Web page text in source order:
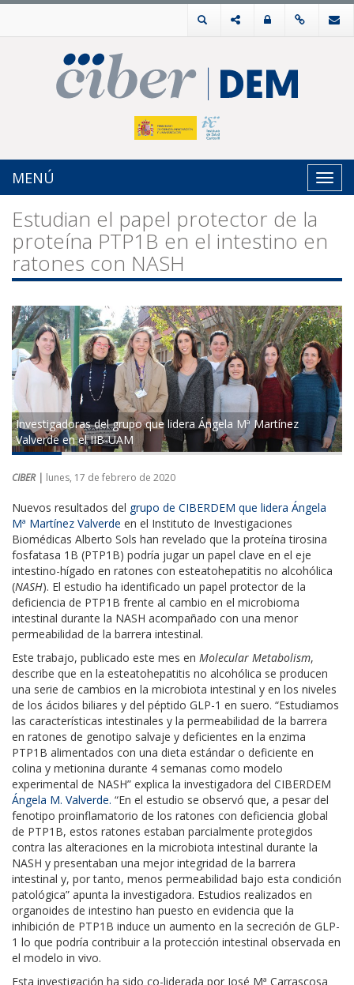
MENÚ
Estudian el papel protector de la
proteína PTP1B en el intestino en
ratones con NASH
Investigadoras del grupo que lidera Ángela Mª Martínez
Valverde en el IIB-UAM
CIBER | lunes, 17 de febrero de 2020
Nuevos resultados del grupo de CIBERDEM que lidera Ángela
Mª Martínez Valverde en el Instituto de Investigaciones
Biomédicas Alberto Sols han revelado que la proteína tirosina
fosfatasa 1B (PTP1B) podría jugar un papel clave en el eje
intestino-hígado en ratones con esteatohepatitis no alcohólica
(NASH). El estudio ha identificado un papel protector de la
deficiencia de PTP1B frente al cambio en el microbioma
intestinal durante la NASH acompañado con una menor
permeabilidad de la barrera intestinal.
Este trabajo, publicado este mes en Molecular Metabolism,
describe que en la esteatohepatitis no alcohólica se producen
una serie de cambios en la microbiota intestinal y en los niveles
de los ácidos biliares y del péptido GLP-1 en suero. “Estudiamos
las características intestinales y la permeabilidad de la barrera
en ratones de genotipo salvaje y deficientes en la enzima
PTP1B alimentados con una dieta estándar o deficiente en
colina y metionina durante 4 semanas como modelo
experimental de NASH” explica la investigadora del CIBERDEM
Ángela M. Valverde. “En el estudio se observó que, a pesar del
fenotipo proinflamatorio de los ratones con deficiencia global
de PTP1B, estos ratones estaban parcialmente protegidos
contra las alteraciones en la microbiota intestinal durante la
NASH y presentaban una mejor integridad de la barrera
intestinal y, por tanto, menos permeabilidad bajo esta condición
patológica” apunta la investigadora. Estudios realizados en
organoides de intestino han puesto en evidencia que la
inhibición de PTP1B induce un aumento en la secreción de GLP-
1 lo que podría contribuir a la protección intestinal observada en
el modelo in vivo.
Esta investigación ha sido co-liderada por José Mª Carrascosa